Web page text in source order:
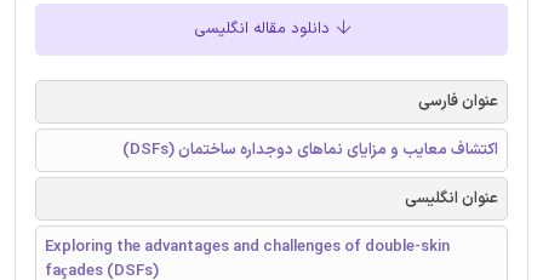
دانلود مقاله انگلیسی
عنوان فارسی
اکتشاف معایب و مزایای نماهای دوجداره ساختمان (DSFs)
عنوان انگلیسی
Exploring the advantages and challenges of double-skin
façades (DSFs)